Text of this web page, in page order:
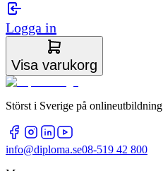
Logga in
Visa varukorg
Störst i Sverige på onlineutbildning
info@diploma.se08-519 42 800